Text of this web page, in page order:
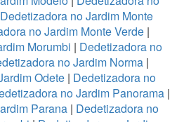
Dedetizadora no Jardim Monte
no Jardim Monte Verde |
Morumbi | Dedetizadora no
no Jardim Norma|
Odete| Dedetizadora no
no Jardim Panorama |
Parana | Dedetizadora no